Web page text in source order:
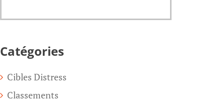
Catégories
Cibles Distress
Classements